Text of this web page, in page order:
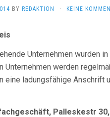
BY REDAKTION · KEINE
Unternehmen wurden in
werden
eine ladungsfähige Anschrift
Palleskestr